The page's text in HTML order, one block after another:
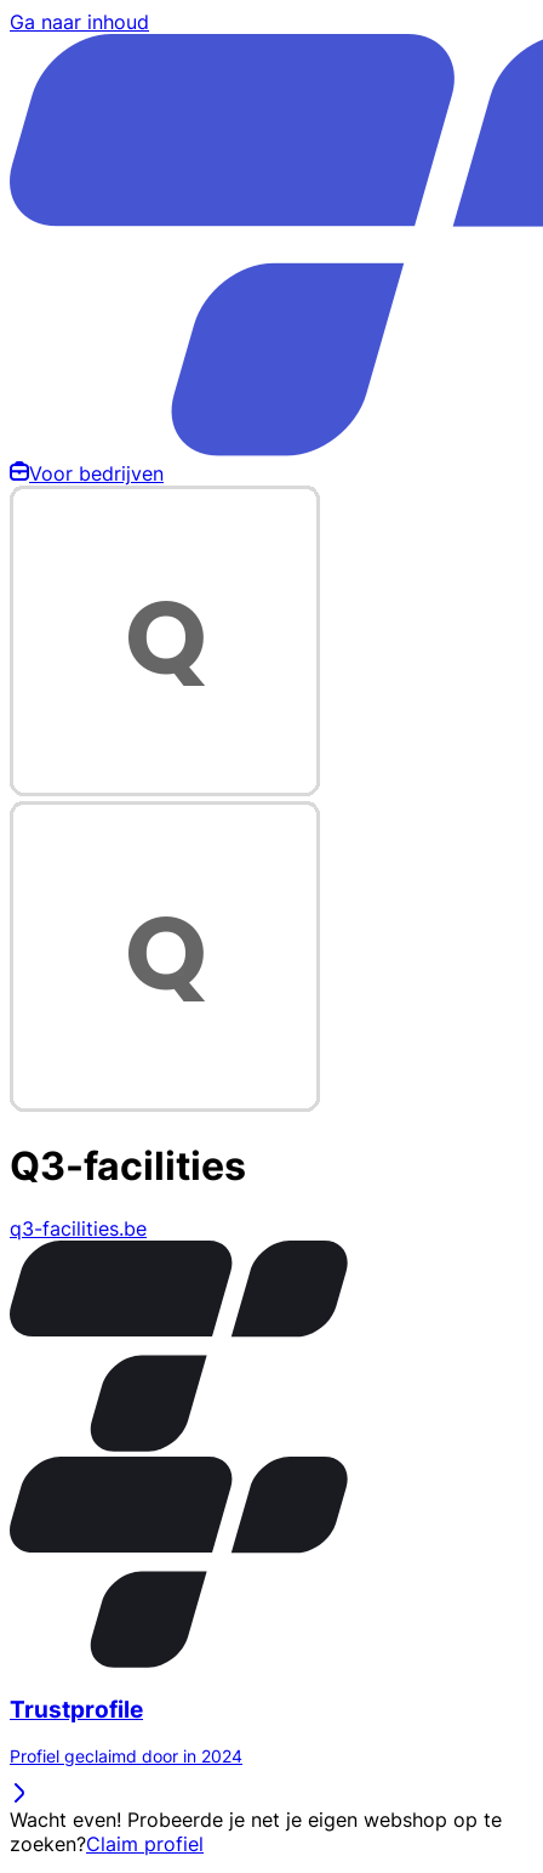
Ga naar inhoud
Voor bedrijven
Q3-facilities
q3-facilities.be
Trustprofile
Profiel geclaimd door in 2024
Wacht even! Probeerde je net je eigen webshop op te
zoeken?Claim profiel